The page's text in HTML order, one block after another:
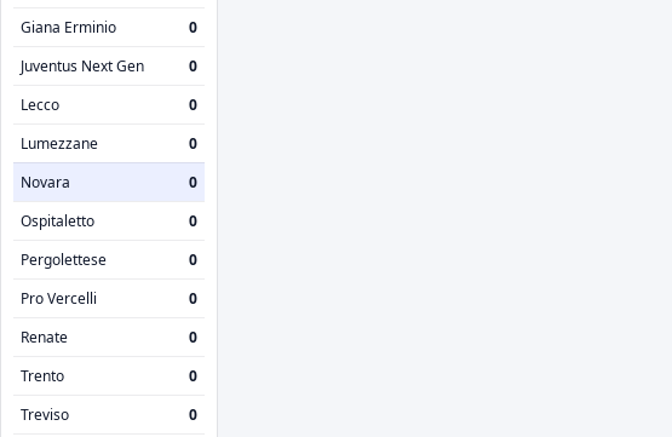
Giana Erminio
0
Juventus Next Gen
0
Lecco
0
Lumezzane
0
Novara
0
Ospitaletto
0
Pergolettese
0
Pro Vercelli
0
Renate
0
Trento
0
Treviso
0